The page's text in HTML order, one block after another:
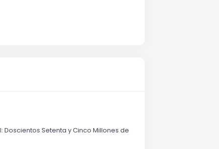
Setenta y Cinco Millones de